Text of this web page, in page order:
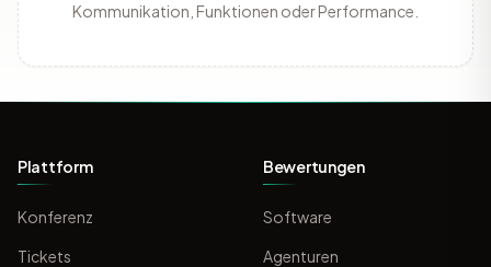
Kommunikation, Funktionen oder Performance.
Plattform
Konferenz
Tickets
Bewertungen
Software
Agenturen